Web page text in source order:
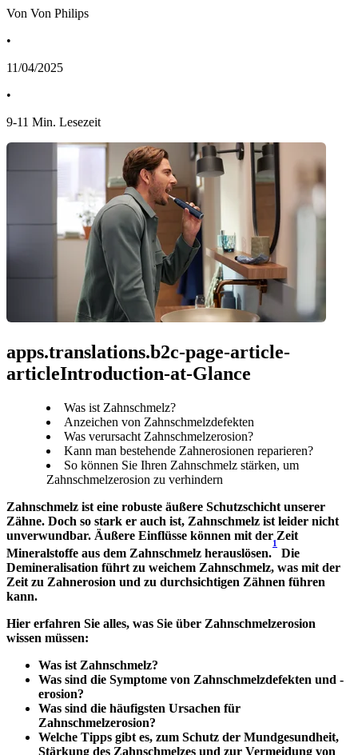
Von Von Philips
•
11/04/2025
•
9-11 Min. Lesezeit
apps.translations.b2c-page-article-
articleIntroduction-at-Glance
Was ist Zahnschmelz?
Anzeichen von Zahnschmelzdefekten
Was verursacht Zahnschmelzerosion?
Kann man bestehende Zahnerosionen reparieren?
So können Sie Ihren Zahnschmelz stärken, um
Zahnschmelzerosion zu verhindern
Zahnschmelz ist eine robuste äußere Schutzschicht unserer
Zähne. Doch so stark er auch ist, Zahnschmelz ist leider nicht
unverwundbar. Äußere Einflüsse können mit der Zeit
Mineralstoffe aus dem Zahnschmelz herauslösen.
1
Die
Demineralisation führt zu weichem Zahnschmelz, was mit der
Zeit zu Zahnerosion und zu durchsichtigen Zähnen führen
kann.
Hier erfahren Sie alles, was Sie über Zahnschmelzerosion
wissen müssen:
Was ist Zahnschmelz?
Was sind die Symptome von Zahnschmelzdefekten und -
erosion?
Was sind die häufigsten Ursachen für
Zahnschmelzerosion?
Welche Tipps gibt es, zum Schutz der Mundgesundheit,
Stärkung des Zahnschmelzes und zur Vermeidung von